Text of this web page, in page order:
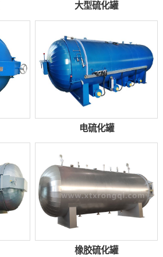
大型硫化罐
电硫化罐
橡胶硫化罐